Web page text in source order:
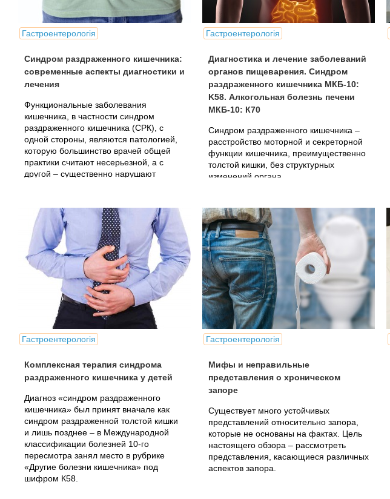
Гастроентерологія
Синдром раздраженного кишечника:
современные аспекты диагностики и
лечения
Функциональные заболевания
кишечника, в частности синдром
раздраженного кишечника (СРК), с
одной стороны, являются патологией,
которую большинство врачей общей
практики считают несерьезной, а с
другой – существенно нарушают
Гастроентерологія
Диагностика и лечение заболеваний
органов пищеварения. Синдром
раздраженного кишечника МКБ-10:
K58. Алкогольная болезнь печени
МКБ-10: К70
Синдром раздраженного кишечника –
расстройство моторной и секреторной
функции кишечника, преимущественно
толстой кишки, без структурных
изменений органа.
Гастроентерологія
Комплексная терапия синдрома
раздраженного кишечника у детей
Диагноз «синдром раздраженного
кишечника» был принят вначале как
синдром раздраженной толстой кишки
и лишь позднее – в Международной
классификации болезней 10-го
пересмотра занял место в рубрике
«Другие болезни кишечника» под
шифром К58.
Гастроентерологія
Мифы и неправильные
представления о хроническом
запоре
Существует много устойчивых
представлений относительно запора,
которые не основаны на фактах. Цель
настоящего обзора – рассмотреть
представления, касающиеся различных
аспектов запора.